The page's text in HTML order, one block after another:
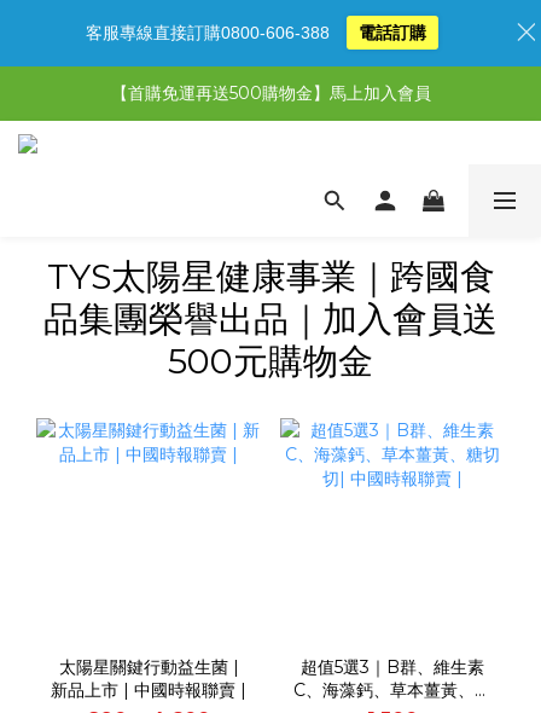
【限時特惠】全館滿1,000送500購物金！
【限時特惠】超值5選3，最高現省1,770元
【首購免運再送500購物金】馬上加入會員
TYS太陽星健康事業｜跨國食
品集團榮譽出品｜加入會員送
500元購物金
太陽星關鍵行動益生菌 |
新品上市 | 中國時報聯賣 |
超值5選3｜B群、維生素
C、海藻鈣、草本薑黃、糖
客服專線直接訂購0800-606-388 電話訂購